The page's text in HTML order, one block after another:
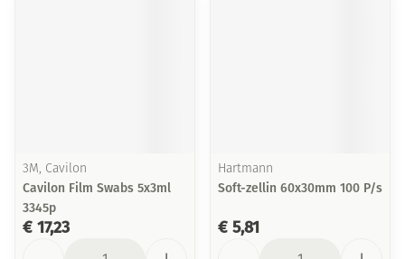
3M, Cavilon
Cavilon Film Swabs 5x3ml
3345p
€ 17,23
Hartmann
Soft-zellin 60x30mm 100 P/s
€ 5,81